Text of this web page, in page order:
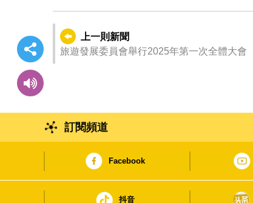
上一則新聞
旅遊發展委員會舉行2025年第一次全體大會
訂閱頻道
Facebook
抖音